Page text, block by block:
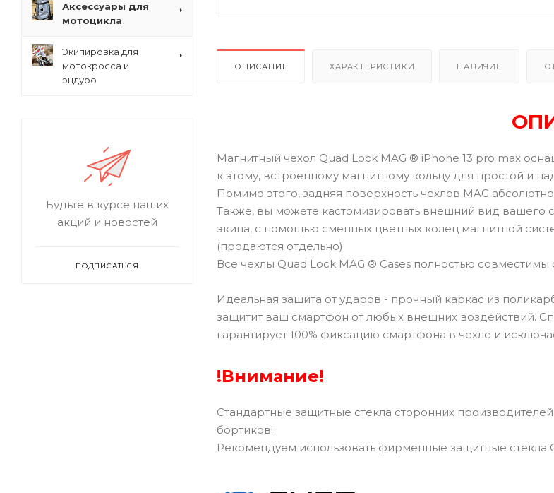
ОПИСАНИЕ ХАРАКТЕРИСТИКИ НАЛИЧИЕ
Магнитный чехол Quad Lock MAG ® iPhone 13 pro max
к этому, встроенному магнитному кольцу для простой и
Помимо этого, задняя поверхность чехлов MAG
Также, вы можете кастомизировать внешний вид вашего
экипа, с помощью сменных цветных колец магнитной
(продаются отдельно).
Все чехлы Quad Lock MAG ® Cases полностью
Идеальная защита от ударов - прочный каркас из
защитит ваш смартфон от любых внешних воздействий.
гарантирует 100% фиксацию смартфона в чехле и
!Внимание!
Стандартные защитные стекла сторонних
бортиков!
Рекомендуем использовать фирменные защитные стекла
Аксессуары для
мотоцикла
Экипировка для
мотокросса и
эндуро
Будьте в курсе наших
акций и новостей
ПОДПИСАТЬСЯ